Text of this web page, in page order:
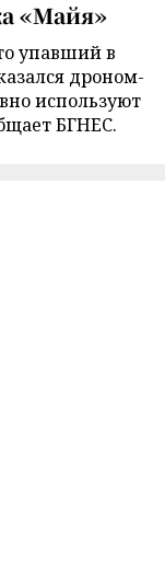
«Майя»
упавший в
дроном-
используют
БГНЕС.